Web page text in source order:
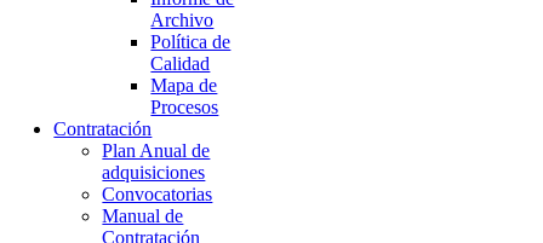
Archivo
Política de
Calidad
Mapa de
Procesos
Contratación
Plan Anual de
adquisiciones
Convocatorias
Manual de
Contratación